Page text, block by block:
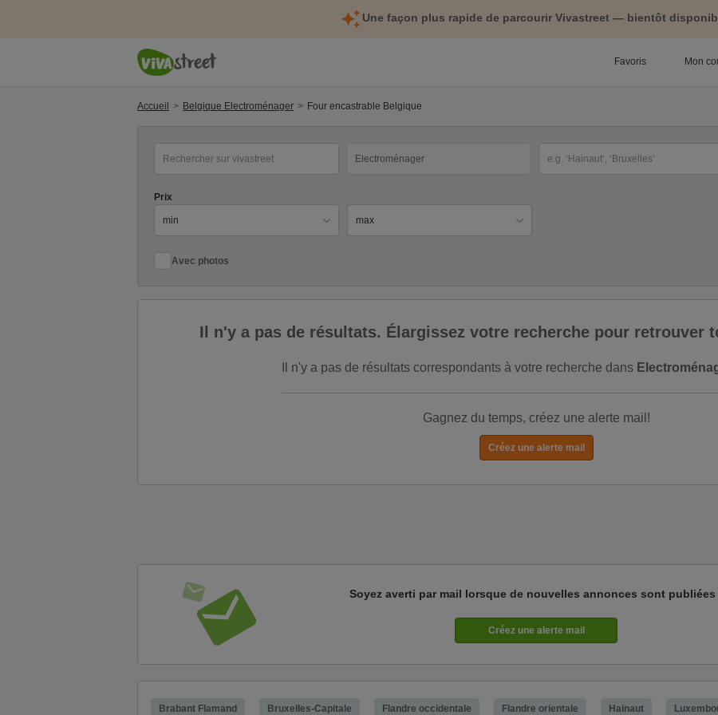
Une façon plus rapide de parcourir Vivastreet — bientôt
Favoris Mon
Accueil Belgique Electroménager Four encastrable Belgique
Prix
Avec photos
Il n'y a pas de résultats. Élargissez votre recherche pour retrouver
Il n'y a pas de résultats correspondants à votre recherche dans
Gagnez du temps, créez une alerte mail!
Soyez averti par mail lorsque de nouvelles annonces sont publiées
Brabant Flamand Bruxelles-Capitale Flandre occidentale Flandre orientale Hainaut